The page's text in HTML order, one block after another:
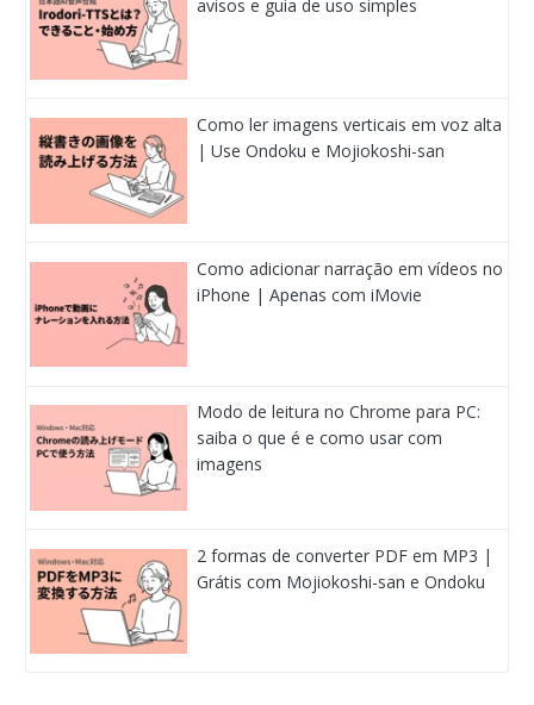
avisos e guia de uso simples
Como ler imagens verticais em voz alta
| Use Ondoku e Mojiokoshi-san
Como adicionar narração em vídeos no
iPhone | Apenas com iMovie
Modo de leitura no Chrome para PC:
saiba o que é e como usar com
imagens
2 formas de converter PDF em MP3 |
Grátis com Mojiokoshi-san e Ondoku